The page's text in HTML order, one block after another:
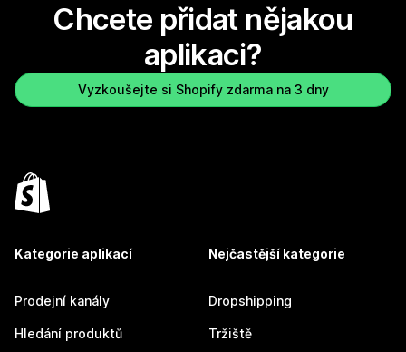
Chcete přidat nějakou
aplikaci?
Vyzkoušejte si Shopify zdarma na 3 dny
Kategorie aplikací
Prodejní kanály
Hledání produktů
Nejčastější kategorie
Dropshipping
Tržiště